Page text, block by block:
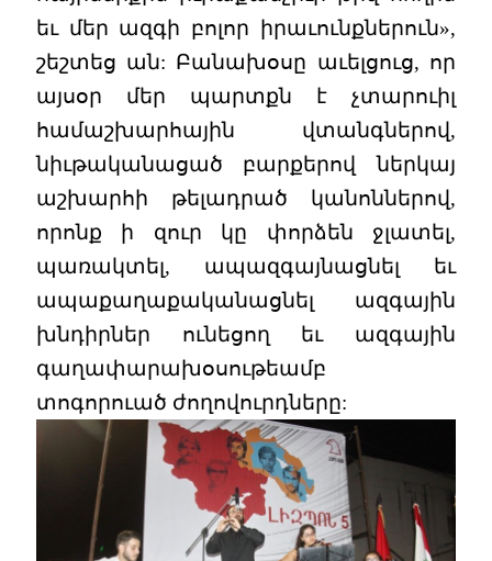
եւ մեր ազգի բոլոր իրաւունքներուն»,
շեշտեց ան: Բանախօսը աւելցուց, որ
այսօր մեր պարտքն է չտարուիլ
համաշխարհային վտանգներով,
նիւթականացած բարքերով ներկայ
աշխարհի թելադրած կանոններով,
որոնք ի զուր կը փորձեն ջլատել,
պառակտել, ապազգայնացնել եւ
ապաքաղաքականացնել ազգային
խնդիրներ ունեցող եւ ազգային
գաղափարախօսութեամբ
տոգորուած ժողովուրդները: